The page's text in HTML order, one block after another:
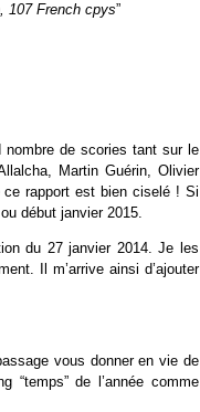
107 French cpys”
nombre de scories tant sur le
Martin Guérin, Olivier
ce rapport est bien ciselé ! Si
début janvier 2015.
du 27 janvier 2014. Je les
Il m’arrive ainsi d’ajouter
vous donner en vie de
de l’année comme